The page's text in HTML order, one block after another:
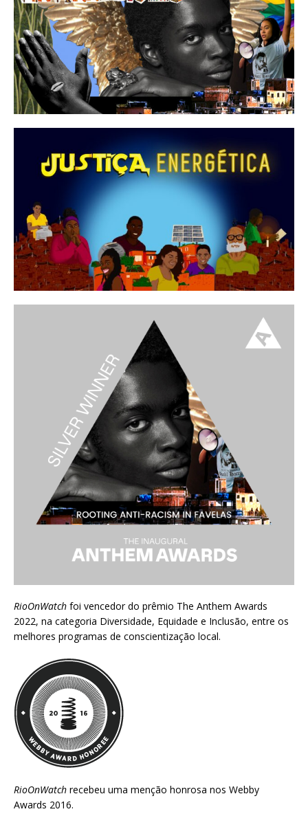
RioOnWatch foi vencedor do prêmio The Anthem Awards
2022, na categoria Diversidade, Equidade e Inclusão, entre os
melhores programas de conscientização local.
RioOnWatch recebeu uma menção honrosa nos Webby
Awards 2016.